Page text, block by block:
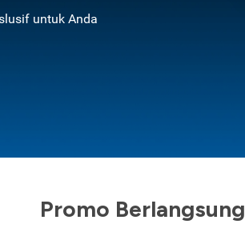
untuk Anda
Promo Berlangsung